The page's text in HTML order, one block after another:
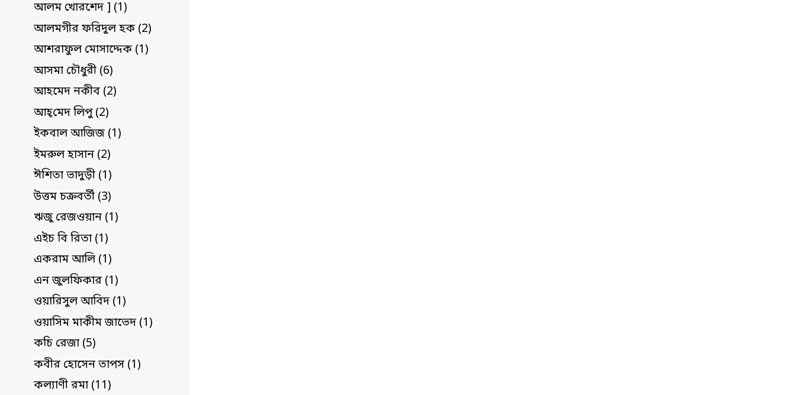
আলম খোরশেদ ] (1)
আলমগীর ফরিদুল হক (2)
আশরাফুল মোসাদ্দেক (1)
আসমা চৌধুরী (6)
আহমেদ নকীব (2)
আহ্‌মেদ লিপু (2)
ইকবাল আজিজ (1)
ইমরুল হাসান (2)
ঈশিতা ভাদুড়ী (1)
উত্তম চক্রবর্তী (3)
ঋজু রেজওয়ান (1)
এইচ বি রিতা (1)
একরাম আলি (1)
এন জুলফিকার (1)
ওয়ারিসুল আবিদ (1)
ওয়াসিম মাকীম জাভেদ (1)
কচি রেজা (5)
কবীর হোসেন তাপস (1)
কল্যাণী রমা (11)